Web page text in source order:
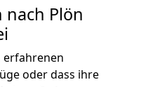
nach Plön
erfahrenen
oder dass ihre